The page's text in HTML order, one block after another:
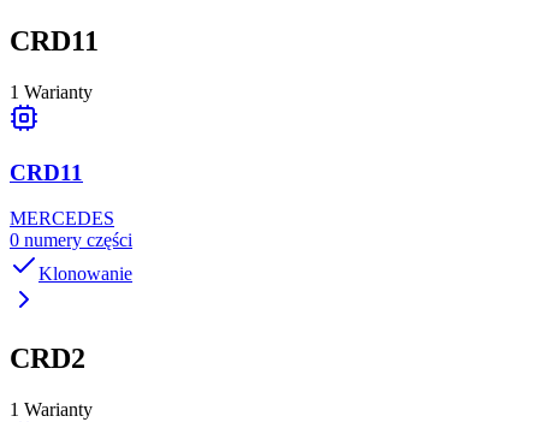
CRD11
1 Warianty
CRD11
MERCEDES
0 numery części
Klonowanie
CRD2
1 Warianty